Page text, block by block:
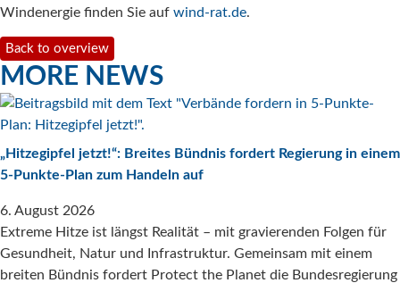
Windenergie finden Sie auf wind-rat.de.
Back to overview
MORE NEWS
„Hitzegipfel jetzt!“: Breites Bündnis fordert Regierung in einem
5-Punkte-Plan zum Handeln auf
6. August 2026
Extreme Hitze ist längst Realität – mit gravierenden Folgen für
Gesundheit, Natur und Infrastruktur. Gemeinsam mit einem
breiten Bündnis fordert Protect the Planet die Bundesregierung